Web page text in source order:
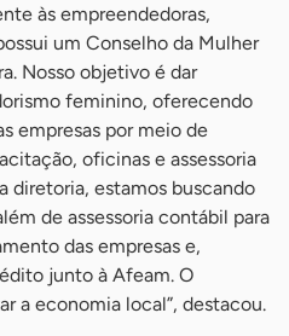
às empreendedoras,
um Conselho da Mulher
Nosso objetivo é dar
feminino, oferecendo
empresas por meio de
oficinas e assessoria
diretoria, estamos buscando
de assessoria contábil para
das empresas e,
junto à Afeam. O
a economia local”, destacou.